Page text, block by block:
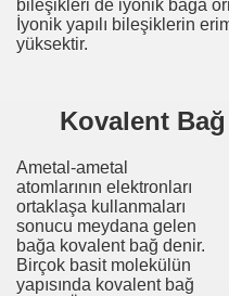
bileşikleri de iyonik bağa
İyonik yapılı bileşiklerin
yüksektir.
Kovalent Bağ
Ametal-ametal
atomlarının elektronları
ortaklaşa kullanmaları
sonucu meydana gelen
bağa kovalent bağ denir.
Birçok basit molekülün
yapısında kovalent bağ